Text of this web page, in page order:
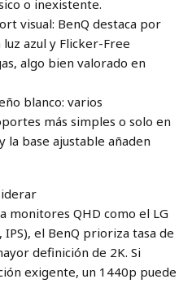
o inexistente.
visual: BenQ destaca por
azul y Flicker-Free
algo bien valorado en
blanco: varios
más simples o solo en
la base ajustable añaden
monitores QHD como el LG
el BenQ prioriza tasa de
definición de 2K. Si
exigente, un 1440p puede